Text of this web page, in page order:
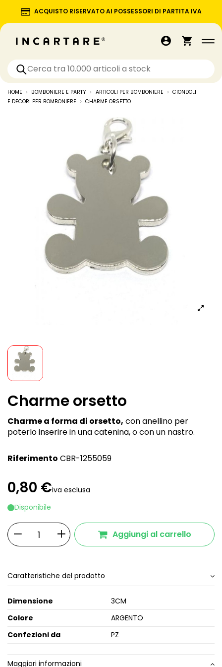
ACQUISTO RISERVATO AI POSSESSORI DI PARTITA IVA
HOME BOMBONIERE E PARTY ARTICOLI PER BOMBONIERE
CIONDOLI
E DECORI PER BOMBONIERE
CHARME ORSETTO
Charme orsetto
Charme a forma di orsetto, con anellino per
poterlo inserire in una catenina, o con un nastro.
Riferimento CBR-1255059
0,80 €iva esclusa
Disponibile
Aggiungi al carrello
Caratteristiche del prodotto
Dimensione
3CM
Colore
ARGENTO
Confezioni da
PZ
Maggiori informazioni